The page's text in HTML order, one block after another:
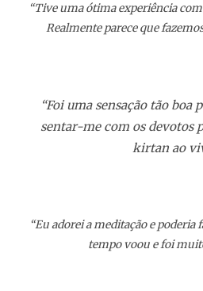
“Tive uma ótima experiência
Realmente parece que
“Foi uma sensação tão boa
sentar-me com os devotos
kirtan ao
“Eu adorei a meditação e poderia
tempo voou e foi